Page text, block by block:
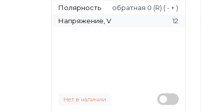
Полярность
обратная 0 (R) ( - + )
Напряжение, V
12
Нет в наличии